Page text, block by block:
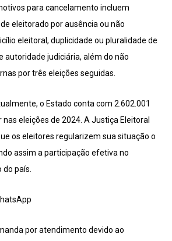
para cancelamento incluem
eleitorado por ausência ou não
eleitoral, duplicidade ou pluralidade de
autoridade judiciária, além do não
por três eleições seguidas.
o Estado conta com 2.602.001
eleições de 2024. A Justiça Eleitoral
os eleitores regularizem sua situação o
assim a participação efetiva no
do país.
por atendimento devido ao